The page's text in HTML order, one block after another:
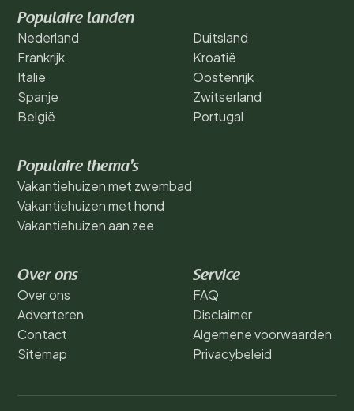
Populaire landen
Nederland
Frankrijk
Italië
Spanje
België
Duitsland
Kroatië
Oostenrijk
Zwitserland
Portugal
Populaire thema's
Vakantiehuizen met zwembad
Vakantiehuizen met hond
Vakantiehuizen aan zee
Over ons
Over ons
Adverteren
Contact
Sitemap
Service
FAQ
Disclaimer
Algemene voorwaarden
Privacybeleid